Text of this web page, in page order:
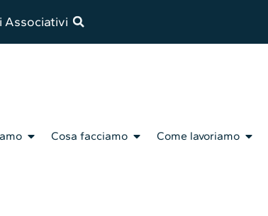
Associativi
Cosa facciamo Come lavoriamo